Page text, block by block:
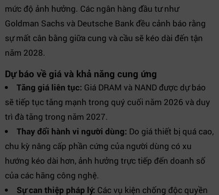
mức độ ảnh hưởng. Các ngân hàng đầu tư như
Goldman Sachs và Deutsche Bank đều cảnh báo rằng
sự mất cân bằng giữa cung và cầu sẽ kéo dài đến tận
năm 2028.
Dự báo về giá và khả năng cung ứng
Tăng giá liên tục: Giá DRAM và NAND được dự báo
sẽ tiếp tục tăng mạnh trong quý cuối năm 2026 và duy
trì đà tăng trong năm 2027.
Thay đổi hành vi người dùng: Do giá thiết bị quá cao,
chu kỳ nâng cấp phần cứng của người dùng có xu
hướng kéo dài hơn, ảnh hưởng trực tiếp đến doanh số
của các hãng công nghệ.
Sự can thiệp pháp lý: Các vụ kiện chống độc quyền